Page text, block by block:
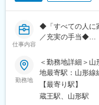
売者資格を取得し
おり、研修を含め
変更の範囲：会社
■当社の特徴／魅
(1) 信頼できる医
信頼性と品質に
す。
さに配慮。仕事
変更の範囲：会社
仕事内容
◆「すべての人に
／充実の手当◆
■業務内容：
自宅で生活される
・訪問件数の目
し）
・訪問時の記録、
勤務地
＜勤務地詳細＞
地最寄駅：山形線
範囲：会社の定め
【最寄り駅】
蔵王駅、山形駅